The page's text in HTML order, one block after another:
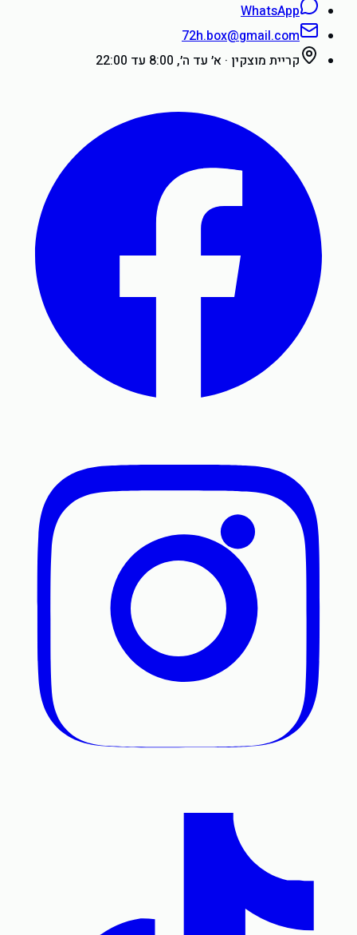
WhatsApp
72h.box@gmail.com
קריית מוצקין · א׳ עד ה׳, 8:00 עד 22:00